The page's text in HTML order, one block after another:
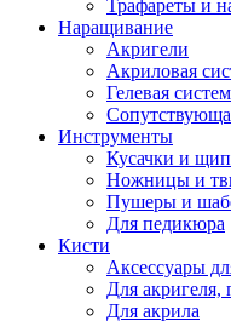
Трафареты и
Наращивание
Акригели
Акриловая
Гелевая
Инструменты
Кусачки и
Ножницы и
Пушеры и
Для педикюра
Кисти
Аксессуары
Для акригеля,
Для акрила